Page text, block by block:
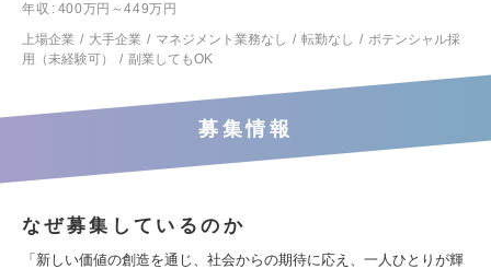
年収
400万円～449万円
上場企業
大手企業 マネジメント業務なし 転勤なし
ポテンシャル採
用（未経験可）
副業してもOK
募集情報
なぜ募集しているのか
「新しい価値の創造を通じ、社会からの期待に応え、一人ひとりが輝